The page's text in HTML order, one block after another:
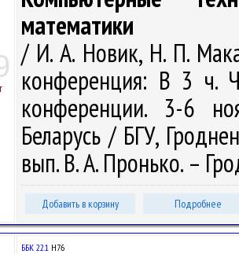
математики
/ И. А. Новик, Н. П.
конференция: В 3 ч.
конференции. 3-6
Беларусь / БГУ,
вып. В. А. Пронько. –
Добавить в корзину Подробнее
ББК 22.1 Н76